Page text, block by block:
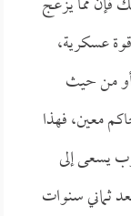
عسكرية،
من حيث
معين، فهذا
يسعى إلى
ثماني سنوات